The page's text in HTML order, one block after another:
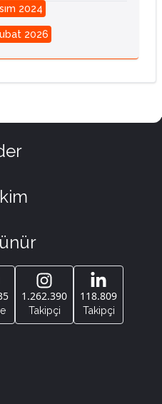
2024
2026
1.262.390
Takipçi
118.809
Takipçi